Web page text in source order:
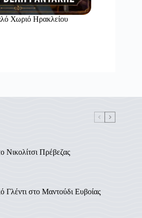
Χωριό Ηρακλείου
Νικολίτσι Πρέβεζας
Γλέντι στο Μαντούδι Ευβοίας